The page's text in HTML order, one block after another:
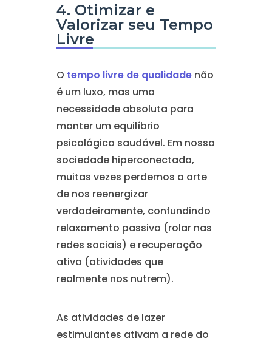
4. Otimizar e
Valorizar seu Tempo
Livre
O tempo livre de qualidadenão
é um luxo, mas uma
necessidade absoluta para
manter um equilíbrio
psicológico saudável. Em nossa
sociedade hiperconectada,
muitas vezes perdemos a arte
de nos reenergizar
verdadeiramente, confundindo
relaxamento passivo (rolar nas
redes sociais) e recuperação
ativa (atividades que
realmente nos nutrem).
As atividades de lazer
estimulantes ativam a rede do